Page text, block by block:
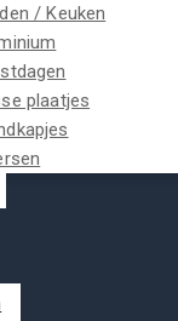
/ Keuken
plaatjes